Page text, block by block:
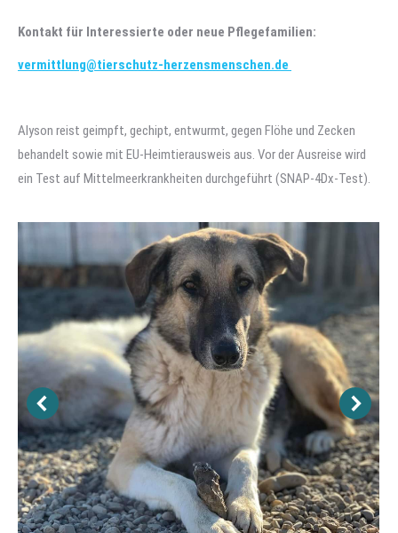
Kontakt für Interessierte oder neue Pflegefamilien:
vermittlung@tierschutz-herzensmenschen.de
Alyson reist geimpft, gechipt, entwurmt, gegen Flöhe und Zecken
behandelt sowie mit EU-Heimtierausweis aus. Vor der Ausreise wird
ein Test auf Mittelmeerkrankheiten durchgeführt (SNAP-4Dx-Test).